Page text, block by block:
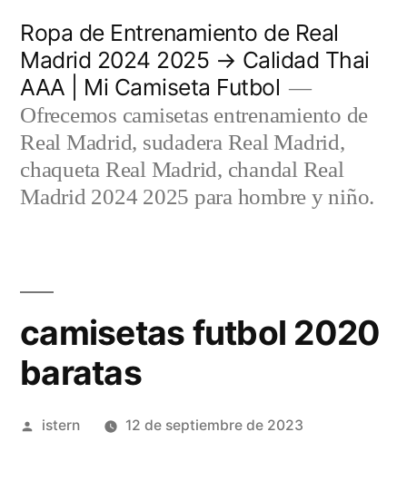
contenido
Ropa de Entrenamiento de Real
Madrid 2024 2025 → Calidad Thai
AAA | Mi Camiseta Futbol
Ofrecemos camisetas entrenamiento de
Real Madrid, sudadera Real Madrid,
chaqueta Real Madrid, chandal Real
Madrid 2024 2025 para hombre y niño.
camisetas futbol 2020
baratas
Publicado
istern 12 de septiembre de 2023